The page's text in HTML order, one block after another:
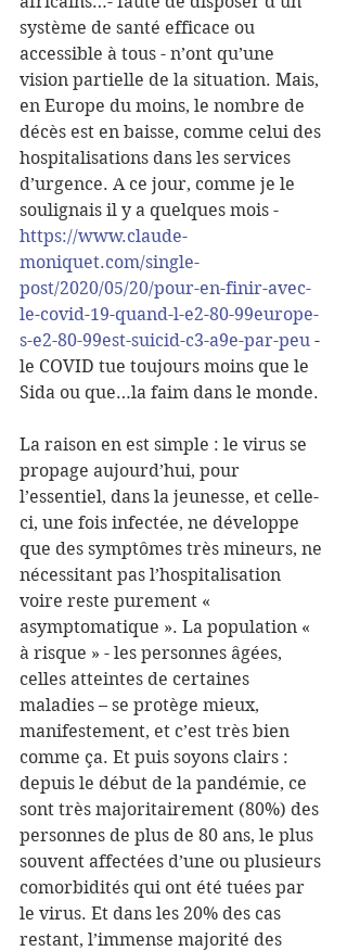
système de santé efficace ou
accessible à tous - n’ont qu’une
vision partielle de la situation. Mais,
en Europe du moins, le nombre de
décès est en baisse, comme celui des
hospitalisations dans les services
d’urgence. A ce jour, comme je le
soulignais il y a quelques mois -
https://www.claude-
moniquet.com/single-
post/2020/05/20/pour-en-finir-avec-
le-covid-19-quand-l-e2-80-99europe-
s-e2-80-99est-suicid-c3-a9e-par-peu -
le COVID tue toujours moins que le
Sida ou que…la faim dans le monde.
La raison en est simple : le virus se
propage aujourd’hui, pour
l’essentiel, dans la jeunesse, et celle-
ci, une fois infectée, ne développe
que des symptômes très mineurs, ne
nécessitant pas l’hospitalisation
voire reste purement «
asymptomatique ». La population «
à risque » - les personnes âgées,
celles atteintes de certaines
maladies – se protège mieux,
manifestement, et c’est très bien
comme ça. Et puis soyons clairs :
depuis le début de la pandémie, ce
sont très majoritairement (80%) des
personnes de plus de 80 ans, le plus
souvent affectées d’une ou plusieurs
comorbidités qui ont été tuées par
le virus. Et dans les 20% des cas
restant, l’immense majorité des